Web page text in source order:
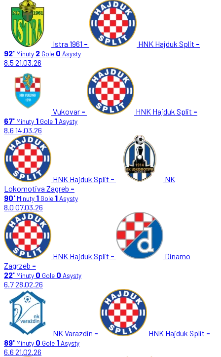
Istra 1961 - HNK Hajduk Split -
92' Minuty 2 Gole 0 Asysty
8.5 21.03.26
Vukovar - HNK Hajduk Split -
67' Minuty 1 Gole 1Asysty
8.6 14.03.26
HNK Hajduk Split -
NK
Lokomotiva Zagreb -
90' Minuty 1 Gole 1Asysty
8.0 07.03.26
HNK Hajduk Split -
Dinamo
Zagrzeb -
22' Minuty 0 Gole 0 Asysty
6.728.02.26
NK Varazdin - HNK Hajduk Split -
89' Minuty 0 Gole 1Asysty
6.6 21.02.26